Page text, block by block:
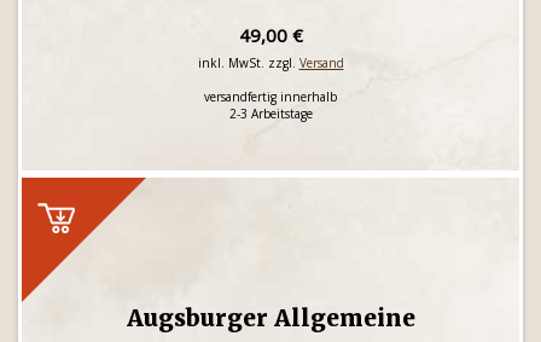
49,00 €
inkl. MwSt. zzgl. Versand
versandfertig innerhalb
2-3 Arbeitstage
Augsburger Allgemeine